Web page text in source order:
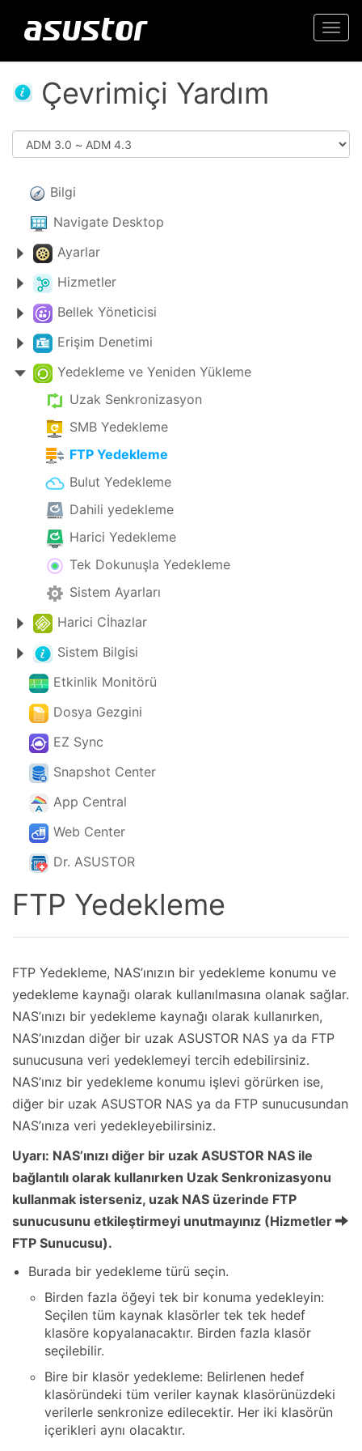
Çevrimiçi Yardım
Bilgi
Navigate Desktop
Ayarlar
Hizmetler
Bellek Yöneticisi
Erişim Denetimi
Yedekleme ve Yeniden Yükleme
Uzak Senkronizasyon
SMB Yedekleme
FTP Yedekleme
Bulut Yedekleme
Dahili yedekleme
Harici Yedekleme
Tek Dokunuşla Yedekleme
Sistem Ayarları
Harici Cİhazlar
Sistem Bilgisi
Etkinlik Monitörü
Dosya Gezgini
EZ Sync
Snapshot Center
App Central
Web Center
Dr. ASUSTOR
FTP Yedekleme
FTP Yedekleme, NAS’ınızın bir yedekleme konumu ve
yedekleme kaynağı olarak kullanılmasına olanak sağlar.
NAS’ınızı bir yedekleme kaynağı olarak kullanırken,
NAS’ınızdan diğer bir uzak ASUSTOR NAS ya da FTP
sunucusuna veri yedeklemeyi tercih edebilirsiniz.
NAS’ınız bir yedekleme konumu işlevi görürken ise,
diğer bir uzak ASUSTOR NAS ya da FTP sunucusundan
NAS’ınıza veri yedekleyebilirsiniz.
Uyarı: NAS’ınızı diğer bir uzak ASUSTOR NAS ile
bağlantılı olarak kullanırken Uzak Senkronizasyonu
kullanmak isterseniz, uzak NAS üzerinde FTP
sunucusunu etkileştirmeyi unutmayınız (Hizmetler
FTP Sunucusu).
Burada bir yedekleme türü seçin.
Birden fazla öğeyi tek bir konuma yedekleyin:
Seçilen tüm kaynak klasörler tek tek hedef
klasöre kopyalanacaktır. Birden fazla klasör
seçilebilir.
Bire bir klasör yedekleme: Belirlenen hedef
klasöründeki tüm veriler kaynak klasörünüzdeki
verilerle senkronize edilecektir. Her iki klasörün
içerikleri aynı olacaktır.